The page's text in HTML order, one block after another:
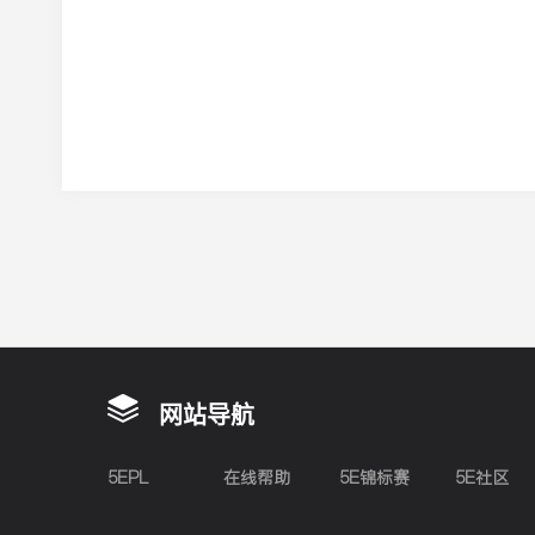
网站导航
5EPL 在线帮助 5E锦标赛 5E社区